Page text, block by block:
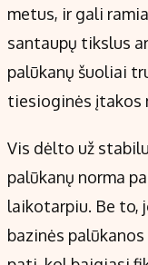
metus, ir gali
santaupų tikslus
palūkanų šuoliai
tiesioginės įtakos
Vis dėlto už
palūkanų norma
laikotarpiu. Be to,
bazinės